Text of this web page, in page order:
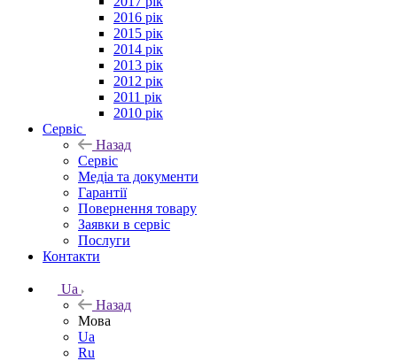
2016 рік
2015 рік
2014 рік
2013 рік
2012 рік
2011 рік
2010 рік
Сервіс
Назад
Сервіс
Медіа та документи
Гарантії
Повернення товару
Заявки в сервіс
Послуги
Контакти
Ua
Назад
Мова
Ua
Ru